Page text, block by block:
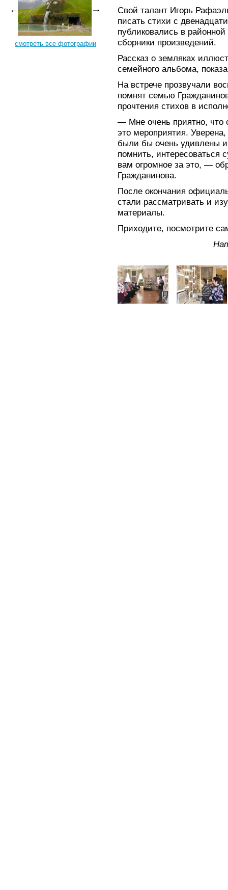
смотреть все фотографии
Свой талант Игорь
писать стихи с
публиковались в
сборники произведений.
Рассказ о земляках
семейного альбома,
На встрече прозвучали
помнят семью
прочтения стихов в
— Мне очень приятно, что
это мероприятия.
были бы очень удивлены
помнить, интересоваться
вам огромное за это, —
Гражданинова.
После окончания
стали рассматривать и
материалы.
Приходите, посмотрите